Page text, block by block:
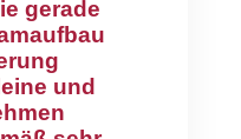
gerade
und